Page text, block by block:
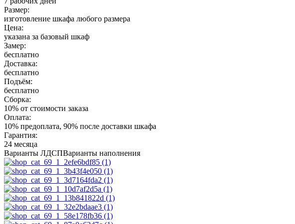
Размер:
изготовление шкафа любого размера
Цена:
указана за базовый шкаф
Замер:
бесплатно
Доставка:
бесплатно
Подъём:
бесплатно
Сборка:
10% от стоимости заказа
Оплата:
10% предоплата, 90% после доставки шкафа
Гарантия:
24 месяца
Варианты ЛДСПВарианты наполнения